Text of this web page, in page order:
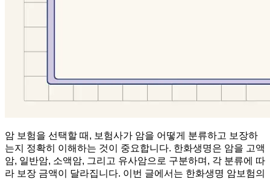
암 보험을 선택할 때, 보험사가 암을 어떻게 분류하고 보장하
는지 정확히 이해하는 것이 중요합니다. 한화생명은 암을 고액
암, 일반암, 소액암, 그리고 유사암으로 구분하며, 각 분류에 따
라 보장 금액이 달라집니다. 이번 글에서는 한화생명 암보험의